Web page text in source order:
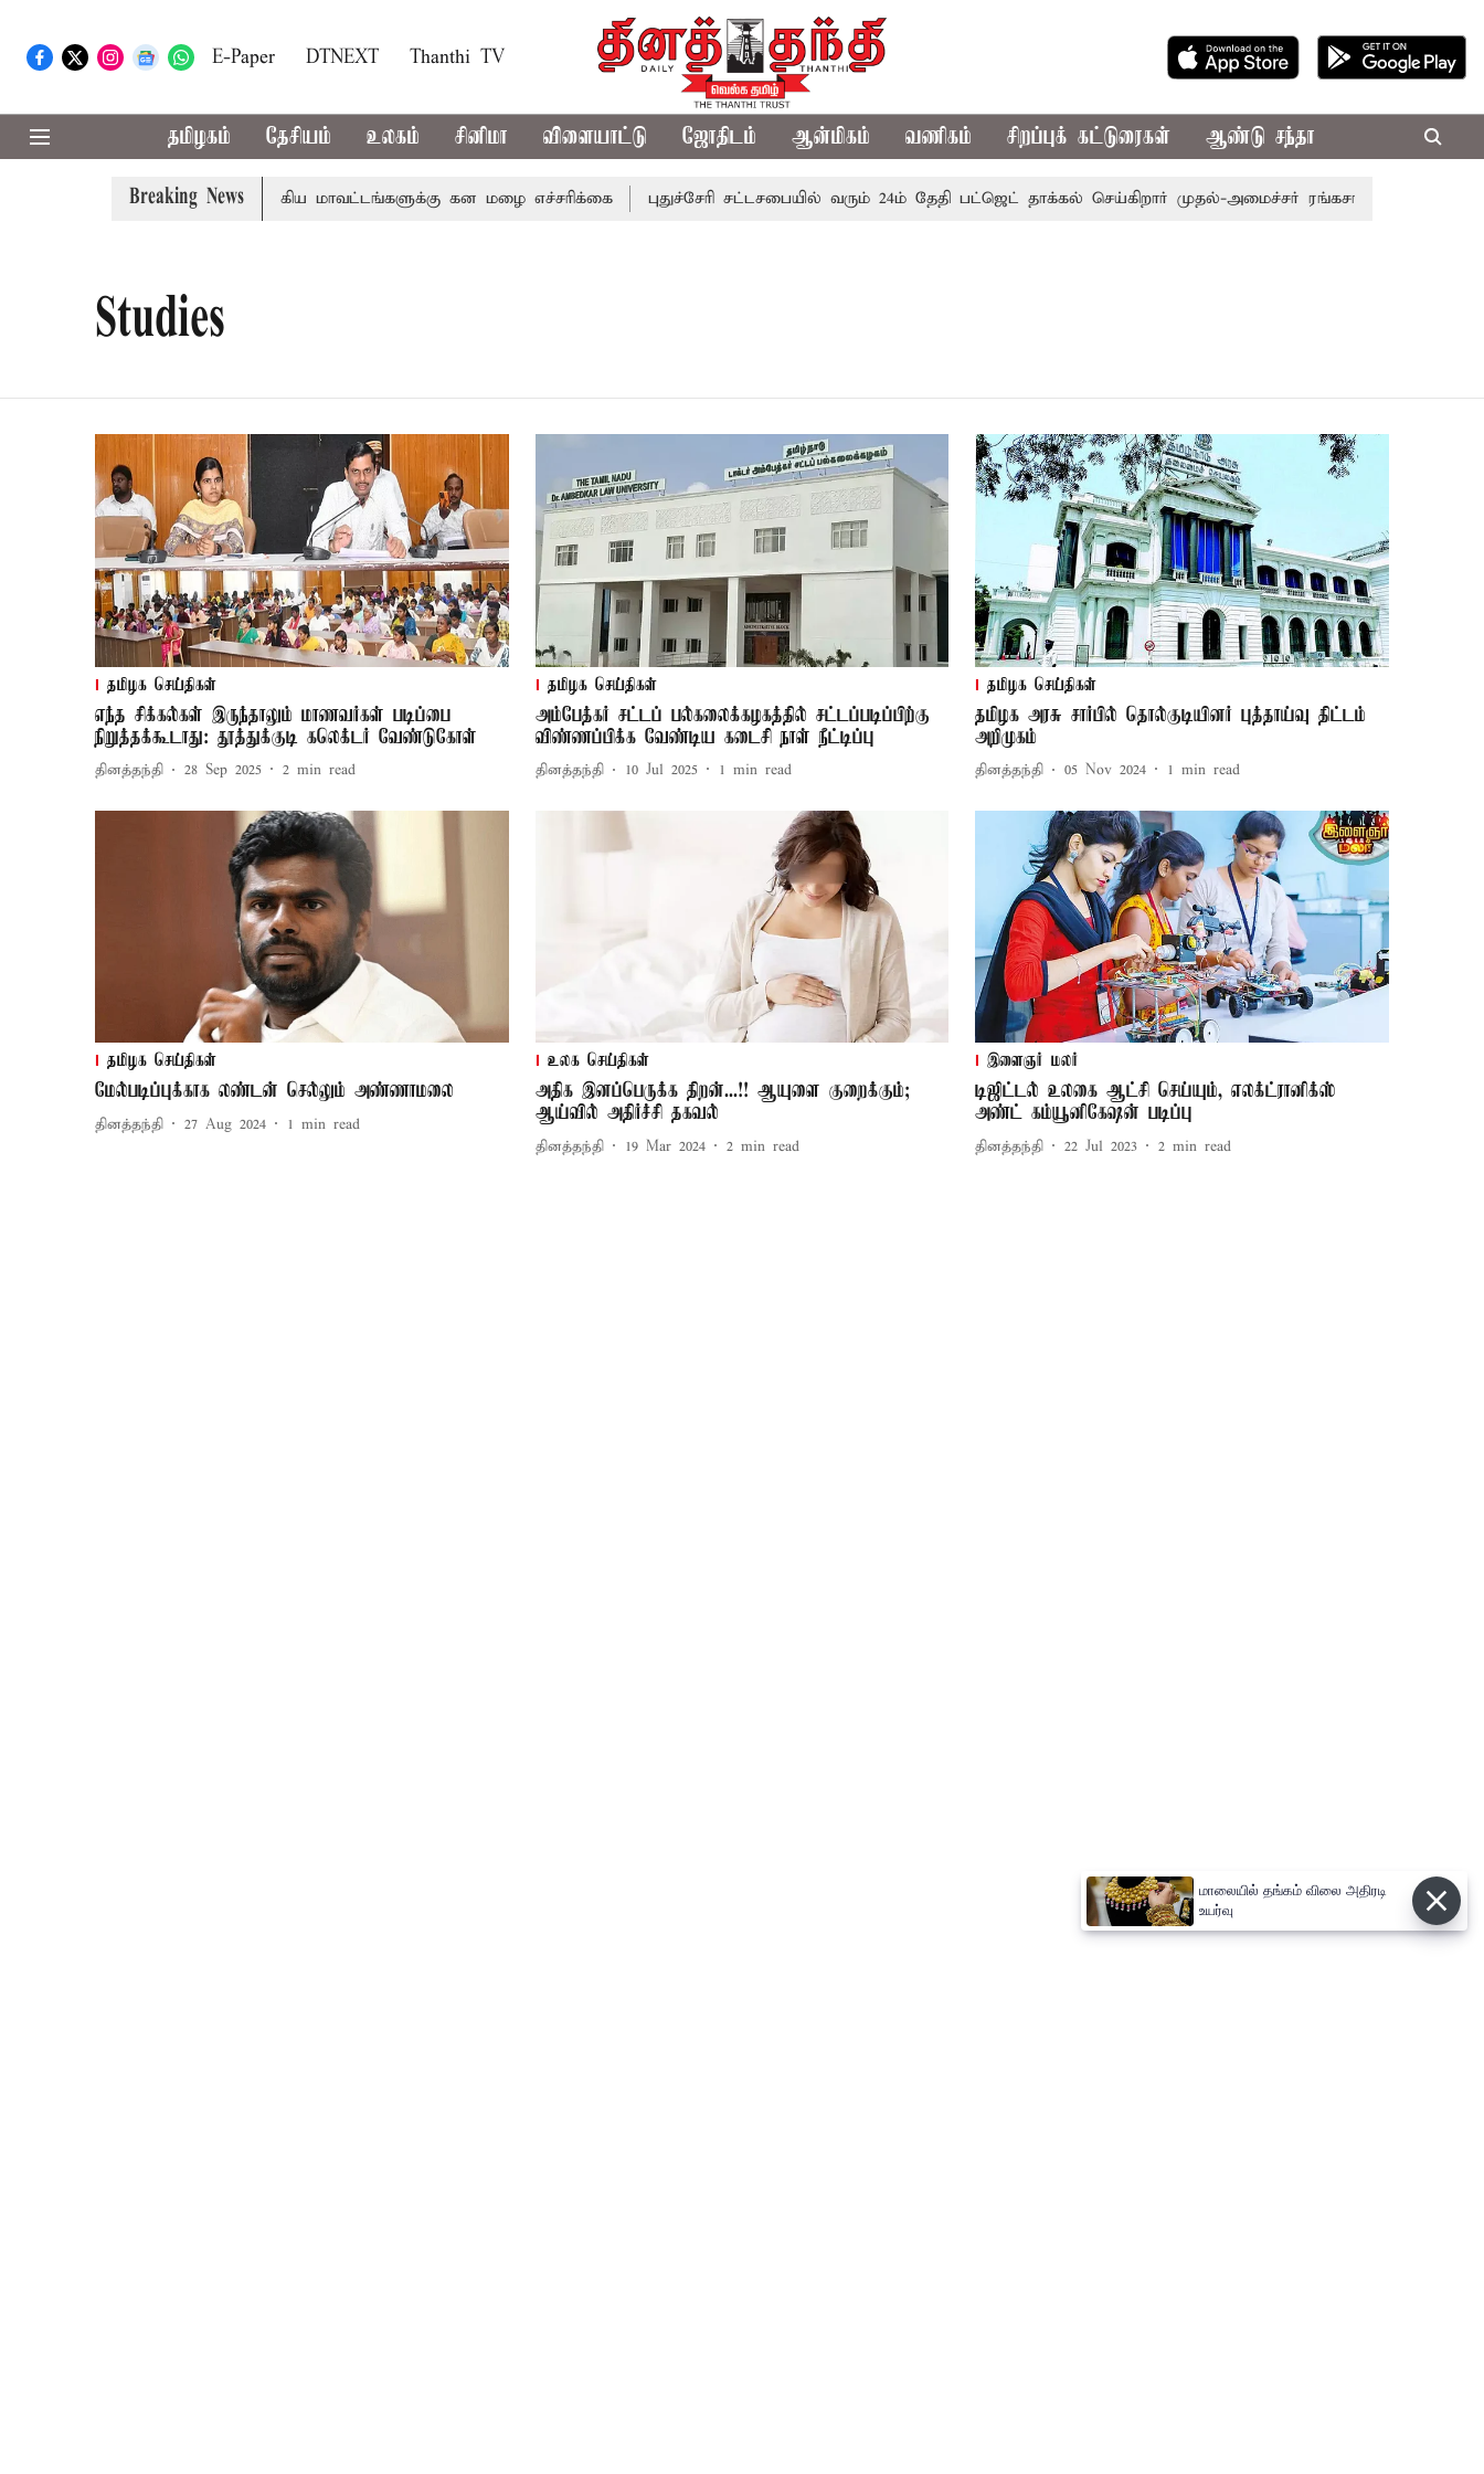
E-Paper DTNEXT Thanthi TV
தமிழகம் தேசியம் உலகம் சினிமா விளையாட்டு ஜோதிடம் ஆன்மிகம் வணிகம் சிறப்புக் கட்டுரைகள் ஆண்டு சந்தா
Breaking News
கோவை, தேனி,நீலகிரி ஆகிய மாவட்டங்களுக்கு கன மழை எச்சரிக்கை புதுச்சேரி சட்டசபையில் வரும் 24ம் தேதி பட்ஜெட் தாக்கல் செய்கிறார் முதல்-அமைச்சர் ரங்கசாமி
Studies
தமிழக செய்திகள்
எந்த சிக்கல்கள் இருந்தாலும் மாணவர்கள் படிப்பை
நிறுத்தக்கூடாது: தூத்துக்குடி கலெக்டர் வேண்டுகோள்
தினத்தந்தி 28 Sep 2025 2 min read
தமிழக செய்திகள்
அம்பேத்கர் சட்டப் பல்கலைக்கழகத்தில் சட்டப்படிப்பிற்கு
விண்ணப்பிக்க வேண்டிய கடைசி நாள் நீட்டிப்பு
தினத்தந்தி 10 Jul 2025 1 min read
தமிழக செய்திகள்
தமிழக அரசு சார்பில் தொல்குடியினர் புத்தாய்வு திட்டம்
அறிமுகம்
தினத்தந்தி 05 Nov 2024 1 min read
தமிழக செய்திகள்
மேல்படிப்புக்காக லண்டன் செல்லும் அண்ணாமலை
தினத்தந்தி 27 Aug 2024 1 min read
உலக செய்திகள்
அதிக இனப்பெருக்க திறன்...!! ஆயுளை குறைக்கும்;
ஆய்வில் அதிர்ச்சி தகவல்
தினத்தந்தி 19 Mar 2024 2 min read
இளைஞர் மலர்
டிஜிட்டல் உலகை ஆட்சி செய்யும், எலக்ட்ரானிக்ஸ்
அண்ட் கம்யூனிகேஷன் படிப்பு
தினத்தந்தி 22 Jul 2023 2 min read
மாலையில் தங்கம் விலை அதிரடி
உயர்வு